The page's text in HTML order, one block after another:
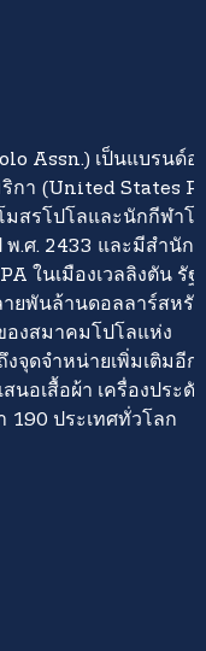
Assn.) เป็นแบรนด์อ
กา (United States
มสรโปโลและนักกีฬาโ
.ศ. 2433 และมีสำนัก
ในเมืองเวลลิงตัน รั
ยพันล้านดอลลาร์สหรั
องสมาคมโปโลแห่ง
งจุดจำหน่ายเพิ่มเติมอี
นอเสื้อผ้า เครื่องประดั
190 ประเทศทั่วโลก